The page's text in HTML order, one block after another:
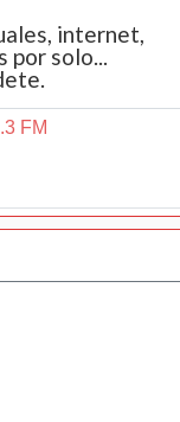
internet,
solo...
FM